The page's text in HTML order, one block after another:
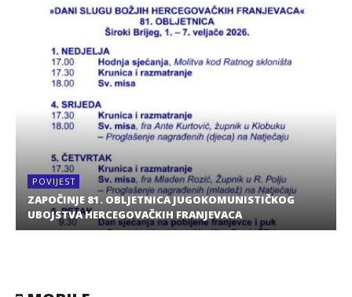
POVIJEST
ZAPOČINJE 81. OBLJETNICA JUGOKOMUNISTIČKOG
UBOJSTVA HERCEGOVAČKIH FRANJEVACA